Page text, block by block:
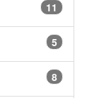
11
5
8